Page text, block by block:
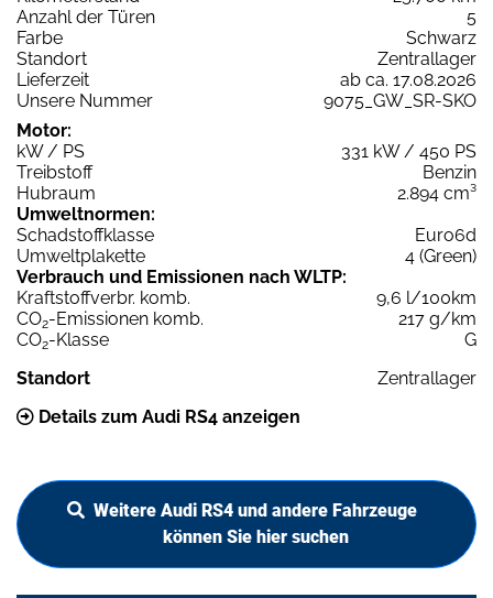
Anzahl der Türen
5
Farbe
Schwarz
Standort
Zentrallager
Lieferzeit
ab ca. 17.08.2026
Unsere Nummer
9075_GW_SR-SKO
Motor:
kW / PS
331 kW / 450 PS
Treibstoff
Benzin
Hubraum
2.894 cm³
Umweltnormen:
Schadstoffklasse
Euro6d
Umweltplakette
4 (Green)
Verbrauch und Emissionen nach WLTP:
Kraftstoffverbr. komb.
9,6 l/100km
CO2-Emissionen komb.
217 g/km
CO2-Klasse
G
Standort
Zentrallager
Details zum Audi RS4 anzeigen
Weitere Audi RS4 und andere Fahrzeuge
können Sie hier suchen